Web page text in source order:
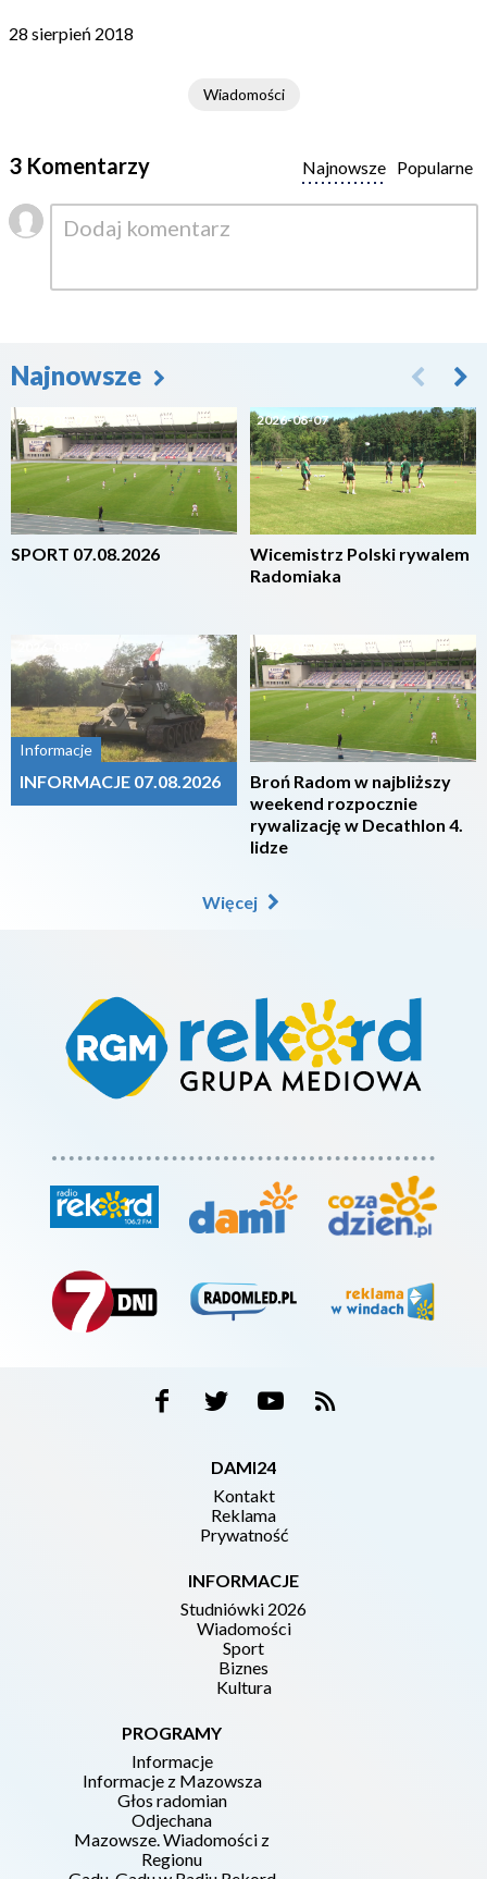
28 sierpień 2018
Wiadomości
3 Komentarzy Popularne
Najnowsze
Najnowsze
2026-08-07
SPORT 07.08.2026
Informacje
INFORMACJE 07.08.2026
2026-08-07
Wicemistrz Polski rywalem
Radomiaka
2026-08-07
Broń Radom w najbliższy
weekend rozpocznie
rywalizację w Decathlon 4.
lidze
Więcej
DAMI24
Kontakt
Reklama
Prywatność
INFORMACJE
Studniówki 2026
Wiadomości
Sport
Biznes
Kultura
PROGRAMY
Informacje
Informacje z Mazowsza
Głos radomian
Odjechana
Mazowsze. Wiadomości z
Regionu